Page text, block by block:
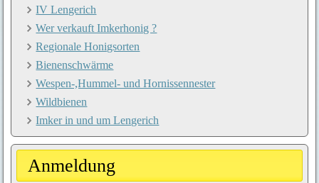
IV Lengerich
Wer verkauft Imkerhonig ?
Regionale Honigsorten
Bienenschwärme
Wespen-,Hummel- und Hornissennester
Wildbienen
Imker in und um Lengerich
Anmeldung